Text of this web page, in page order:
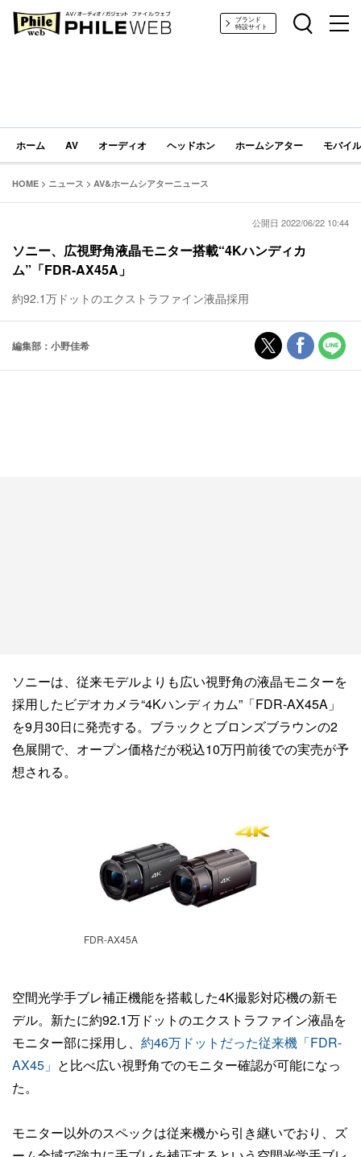
PHILE WEB｜AV/オーディオ/ガジェットブランド
特設サイト
ホーム AV オーディオ ヘッドホン ホームシアター モバイ
HOME > ニュース > AV&ホームシアターニュース
公開日 2022/06/22 10:44
ソニー、広視野角液晶モニター搭載“4Kハンディカ
ム”「FDR-AX45A」
約92.1万ドットのエクストラファイン液晶採用
編集部：小野佳希
ソニーは、従来モデルよりも広い視野角の液晶モニターを
採用したビデオカメラ“4Kハンディカム”「FDR-AX45A」
を9月30日に発売する。ブラックとブロンズブラウンの2
色展開で、オープン価格だが税込10万円前後での実売が予
想される。
FDR-AX45A
空間光学手ブレ補正機能を搭載した4K撮影対応機の新モ
デル。新たに約92.1万ドットのエクストラファイン液晶を
モニター部に採用し、 約46万ドットだった従来機「FDR-
AX45」 と比べ広い視野角でのモニター確認が可能になっ
た。
モニター以外のスペックは従来機から引き継いでおり、ズ